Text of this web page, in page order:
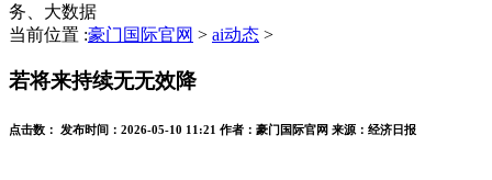
务、大数据
当前位置 :豪门国际官网 > ai动态 >
若将来持续无无效降
点击数： 发布时间： 2026-05-10 11:21 作者： 豪门国际官网 来源： 经济日报